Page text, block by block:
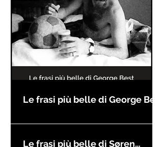
Le frasi più belle di George Best
Le frasi più belle di Søren